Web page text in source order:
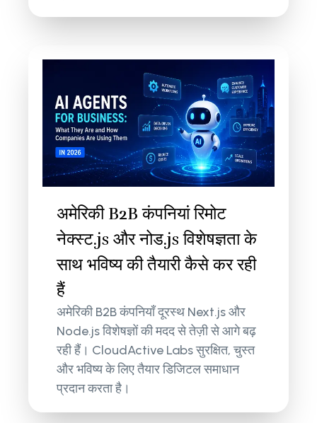
अमेरिकी B2B कंपनियां रिमोट
नेक्स्ट.js और नोड.js विशेषज्ञता के
साथ भविष्य की तैयारी कैसे कर रही
हैं
अमेरिकी B2B कंपनियाँ दूरस्थ Next.js और
Node.js विशेषज्ञों की मदद से तेज़ी से आगे बढ़
रही हैं। CloudActive Labs सुरक्षित, चुस्त
और भविष्य के लिए तैयार डिजिटल समाधान
प्रदान करता है।